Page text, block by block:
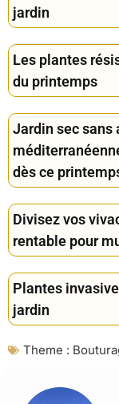
jardin
Les plantes
du printemps
Jardin sec sans
dès ce
Divisez vos
rentable pour
Plantes
jardin
Theme :